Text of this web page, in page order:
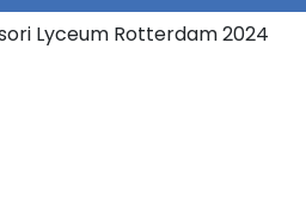
Lyceum Rotterdam 2024